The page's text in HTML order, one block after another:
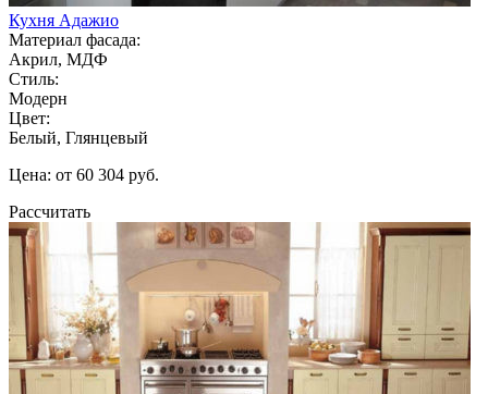
Кухня Адажио
Материал фасада:
Акрил, МДФ
Стиль:
Модерн
Цвет:
Белый, Глянцевый
Цена: от 60 304 руб.
Рассчитать